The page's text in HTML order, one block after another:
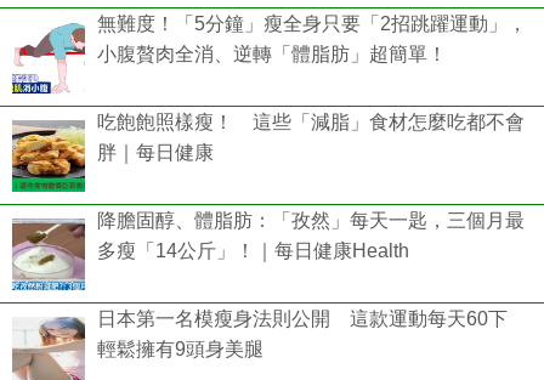
無難度！「5分鐘」瘦全身只要「2招跳躍運動」，
小腹贅肉全消、逆轉「體脂肪」超簡單！
吃飽飽照樣瘦！ 這些「減脂」食材怎麼吃都不會
胖｜每日健康
降膽固醇、體脂肪：「孜然」每天一匙，三個月最
多瘦「14公斤」！｜每日健康Health
日本第一名模瘦身法則公開 這款運動每天60下
輕鬆擁有9頭身美腿